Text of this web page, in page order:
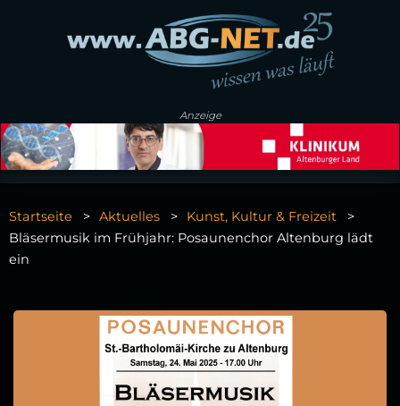
Anzeige
Startseite Aktuelles
Kunst, Kultur & Freizeit
Bläsermusik im Frühjahr: Posaunenchor Altenburg lädt
ein